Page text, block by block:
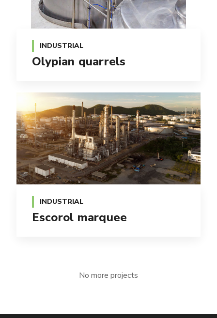
INDUSTRIAL
Olypian quarrels
INDUSTRIAL
Escorol marquee
No more projects